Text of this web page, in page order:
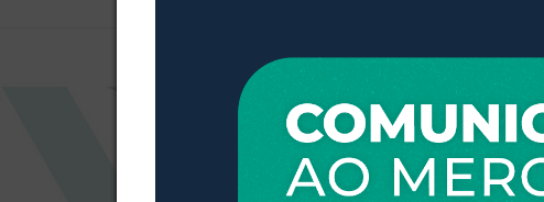
XTL-754 -
0
Disponível
Taxas R$ 0,00